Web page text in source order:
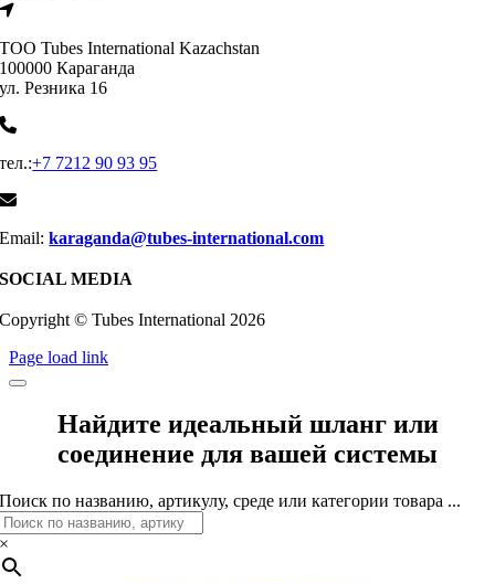
ТОО Tubes International Kazachstan
100000 Караганда
ул. Резника 16
тел.:+7 7212 90 93 95
Email:karaganda@tubes-international.com
SOCIAL MEDIA
Copyright © Tubes International 2026
Page load link
Найдите идеальный шланг или
соединение для вашей системы
Поиск по названию, артикулу, среде или категории товара ...
×